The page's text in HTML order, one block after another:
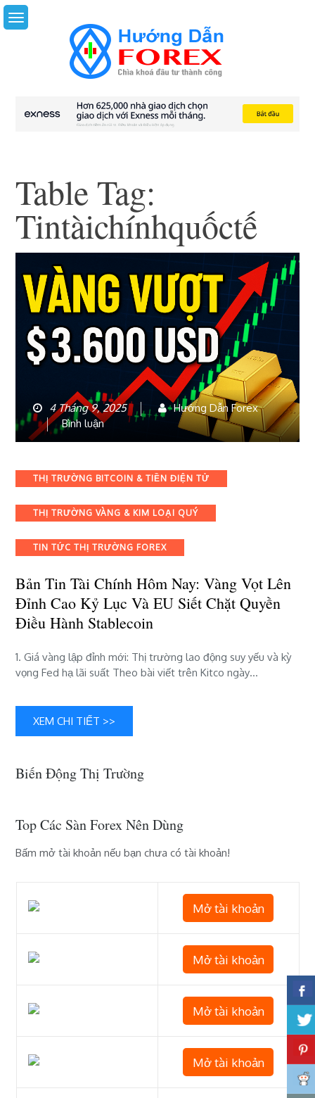
Skip
to
Table Tag:
Tintàichínhquốctế
4 Tháng 9, 2025
Hướng Dẫn Forex
Bình luậnbài
tin
Tài
hôm
Vàng
lên
đỉnh
cao
kỷ
và
EU
quyền
Categories
THỊ TRƯỜNG BITCOIN & TIỀN ĐIỆN TỬ
THỊ TRƯỜNG VÀNG & KIM LOẠI QUÝ
TIN TỨC THỊ TRƯỜNG FOREX
Bản Tin Tài Chính Hôm Nay: Vàng Vọt Lên
Đỉnh Cao Kỷ Lục Và EU Siết Chặt Quyền
Điều Hành Stablecoin
1. Giá vàng lập đỉnh mới: Thị trường lao động suy yếu và kỳ
vọng Fed hạ lãi suất Theo bài viết trên Kitco ngày…
XEM CHI TIẾT >>
Biến Động Thị Trường
Top Các Sàn Forex Nên Dùng
Bấm mở tài khoản nếu bạn chưa có tài khoản!
Mở tài khoản
Mở tài khoản
Mở tài khoản
Mở tài khoản